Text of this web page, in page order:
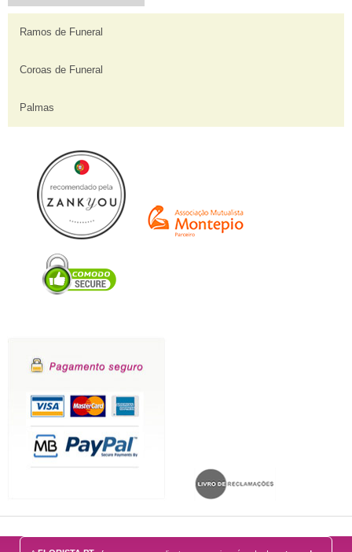
Ramos de Funeral
Coroas de Funeral
Palmas